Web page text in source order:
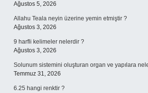
Ağustos 5, 2026
Allahu Teala neyin üzerine yemin etmiştir ?
Ağustos 3, 2026
9 harfli kelimeler nelerdir ?
Ağustos 3, 2026
Solunum sistemini oluşturan organ ve yapılara
Temmuz 31, 2026
6.25 hangi renktir ?